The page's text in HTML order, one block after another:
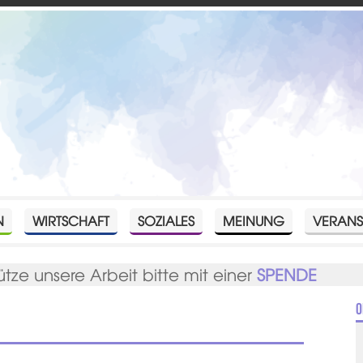
WIRTSCHAFT SOZIALES MEINUNG
unsere Arbeit bitte mit einerSPENDE